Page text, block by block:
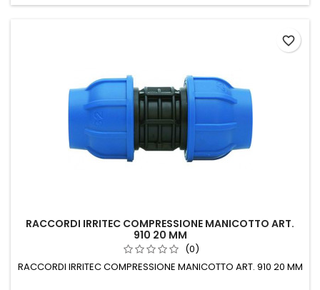
RACCORDI IRRITEC COMPRESSIONE MANICOTTO ART.
910 20 MM
(0)
RACCORDI IRRITEC COMPRESSIONE MANICOTTO ART. 910 20 MM
favorite_border